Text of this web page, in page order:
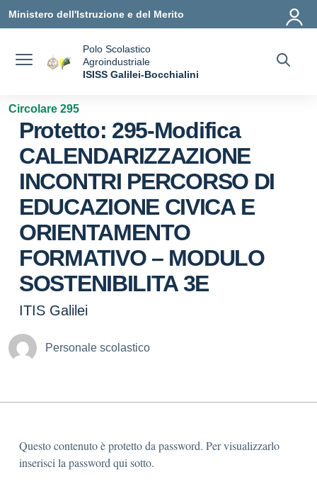
Ministero dell'Istruzione e del Merito
Polo Scolastico
Agroindustriale
ISISS Galilei-Bocchialini
Circolare 295
Protetto: 295-Modifica
CALENDARIZZAZIONE
INCONTRI PERCORSO DI
EDUCAZIONE CIVICA E
ORIENTAMENTO
FORMATIVO – MODULO
SOSTENIBILITA 3E
ITIS Galilei
Personale scolastico
Questo contenuto è protetto da password. Per visualizzarlo
inserisci la password qui sotto.